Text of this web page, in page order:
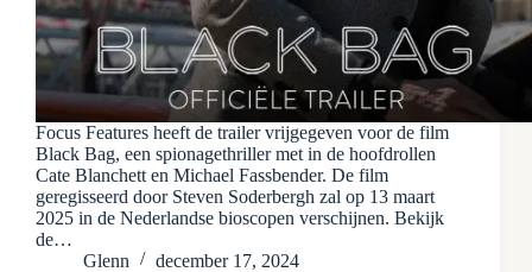
Focus Features heeft de trailer vrijgegeven voor de film
Black Bag, een spionagethriller met in de hoofdrollen
Cate Blanchett en Michael Fassbender. De film
geregisseerd door Steven Soderbergh zal op 13 maart
2025 in de Nederlandse bioscopen verschijnen. Bekijk
de…
Glenn
december 17, 2024